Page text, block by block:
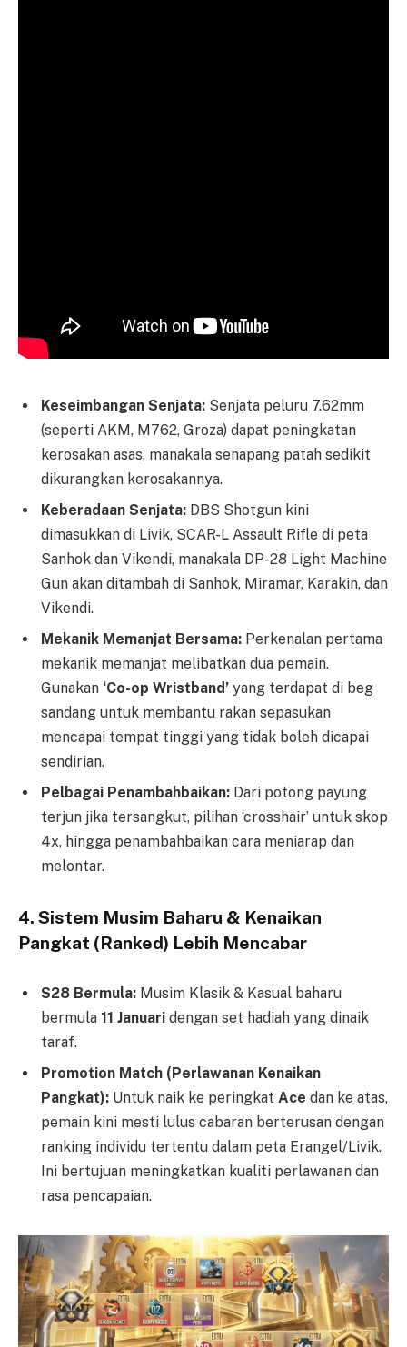
Keseimbangan Senjata: Senjata peluru 7.62mm
(seperti AKM, M762, Groza) dapat peningkatan
kerosakan asas, manakala senapang patah sedikit
dikurangkan kerosakannya.
Keberadaan Senjata: DBS Shotgun kini
dimasukkan di Livik, SCAR-L Assault Rifle di peta
Sanhok dan Vikendi, manakala DP-28 Light Machine
Gun akan ditambah di Sanhok, Miramar, Karakin, dan
Vikendi.
Mekanik Memanjat Bersama: Perkenalan pertama
mekanik memanjat melibatkan dua pemain.
Gunakan ‘Co-op Wristband’ yang terdapat di beg
sandang untuk membantu rakan sepasukan
mencapai tempat tinggi yang tidak boleh dicapai
sendirian.
Pelbagai Penambahbaikan: Dari potong payung
terjun jika tersangkut, pilihan ‘crosshair’ untuk skop
4x, hingga penambahbaikan cara meniarap dan
melontar.
4. Sistem Musim Baharu & Kenaikan
Pangkat (Ranked) Lebih Mencabar
S28 Bermula: Musim Klasik & Kasual baharu
bermula 11 Januari dengan set hadiah yang dinaik
taraf.
Promotion Match (Perlawanan Kenaikan
Pangkat): Untuk naik ke peringkat Ace dan ke atas,
pemain kini mesti lulus cabaran berterusan dengan
ranking individu tertentu dalam peta Erangel/Livik.
Ini bertujuan meningkatkan kualiti perlawanan dan
rasa pencapaian.